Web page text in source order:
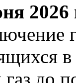
2026
до